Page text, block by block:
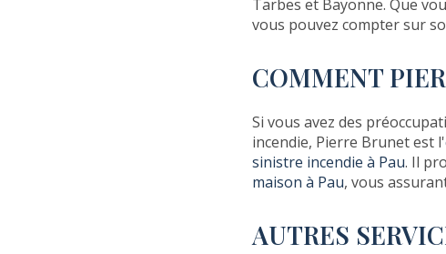
Tarbes et Bayonne. Que
vous pouvez compter sur
COMMENT
Si vous avez des
incendie, Pierre Brunet est l'
sinistre incendie à Pau. Il
maison à Pau, vous
AUTRES